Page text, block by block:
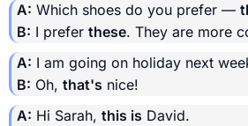
A: Which shoes do you prefer —
B: I prefer these. They are more
A: I am going on holiday next
B: Oh, that's nice!
A: Hi Sarah, this is David.